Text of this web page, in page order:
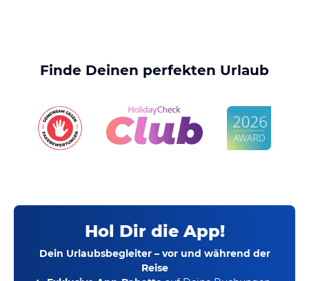
Finde Deinen perfekten Urlaub
Hol Dir die App!
Dein Urlaubsbegleiter – vor und während der
Reise